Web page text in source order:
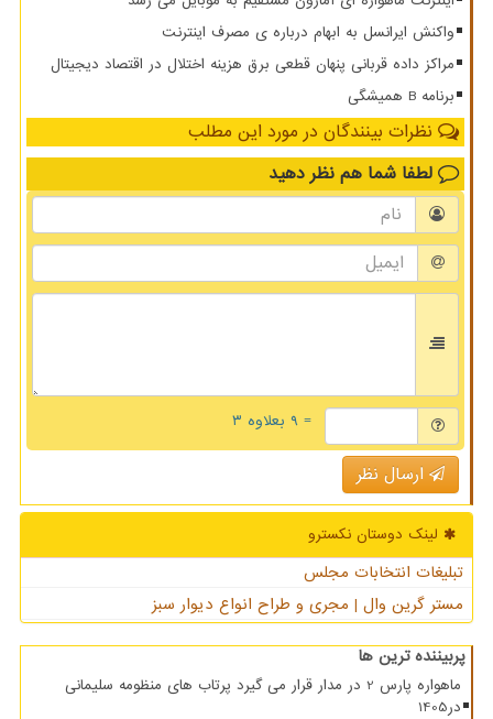
واکنش ایرانسل به ابهام درباره ی مصرف اینترنت
مراکز داده قربانی پنهان قطعی برق هزینه اختلال در اقتصاد دیجیتال
برنامه B همیشگی
نظرات بینندگان در مورد این مطلب
لطفا شما هم نظر دهید
= ۹ بعلاوه ۳
ارسال نظر
لینک دوستان نكسترو
تبلیغات انتخابات مجلس
مستر گرین وال | مجری و طراح انواع دیوار سبز
پربیننده ترین ها
ماهواره پارس 2 در مدار قرار می گیرد پرتاب های منظومه سلیمانی
در1405